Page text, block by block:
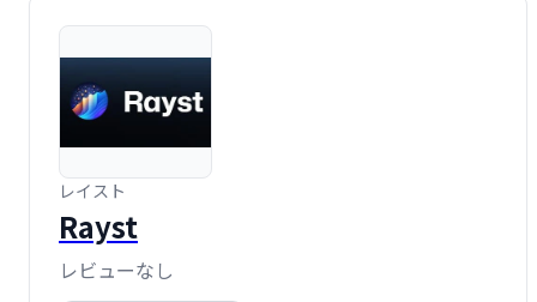
レイスト
Rayst
レビューなし